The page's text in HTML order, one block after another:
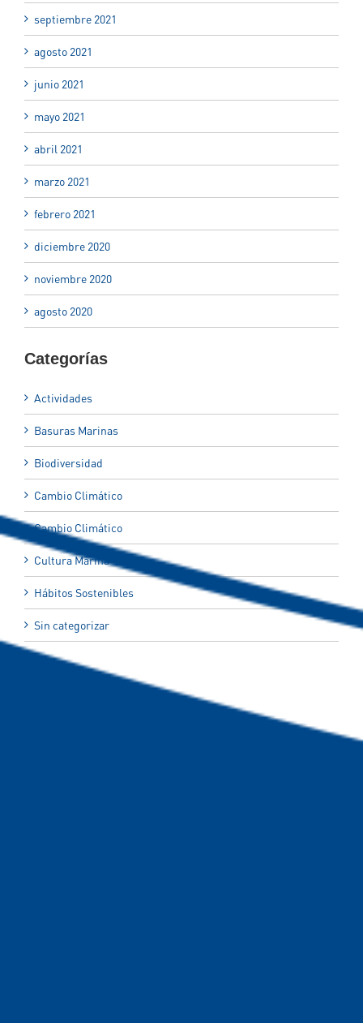
septiembre 2021
agosto 2021
junio 2021
mayo 2021
abril 2021
marzo 2021
febrero 2021
diciembre 2020
noviembre 2020
agosto 2020
Categorías
Actividades
Basuras Marinas
Biodiversidad
Cambio Climático
Cambio Climático
Cultura Marina
Hábitos Sostenibles
Sin categorizar